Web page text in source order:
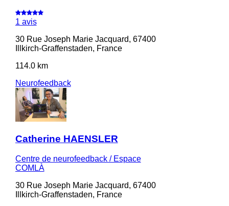
1 avis
30 Rue Joseph Marie Jacquard, 67400
Illkirch-Graffenstaden, France
114.0 km
Neurofeedback
Catherine HAENSLER
Centre de neurofeedback / Espace
COMLÀ
30 Rue Joseph Marie Jacquard, 67400
Illkirch-Graffenstaden, France